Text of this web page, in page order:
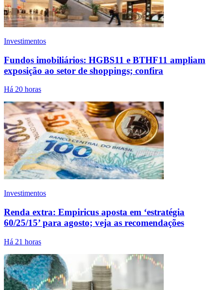
Investimentos
Fundos imobiliários: HGBS11 e BTHF11 ampliam
exposição ao setor de shoppings; confira
Há 20 horas
Investimentos
Renda extra: Empiricus aposta em ‘estratégia
60/25/15’ para agosto; veja as recomendações
Há 21 horas